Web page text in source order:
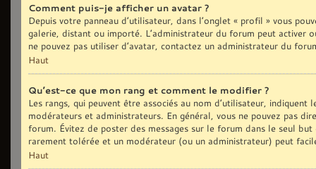
Comment puis-je afficher un avatar ?
Depuis votre panneau d’utilisateur, dans l’onglet « profil » vous
galerie, distant ou importé. L’administrateur du forum peut activer
ne pouvez pas utiliser d’avatar, contactez un administrateur du
Haut
Qu’est-ce que mon rang et comment le modifier ?
Les rangs, qui peuvent être associés au nom d’utilisateur,
modérateurs et administrateurs. En général, vous ne pouvez pas
forum. Évitez de poster des messages sur le forum dans le seul
rarement tolérée et un modérateur (ou un administrateur) peut
Haut